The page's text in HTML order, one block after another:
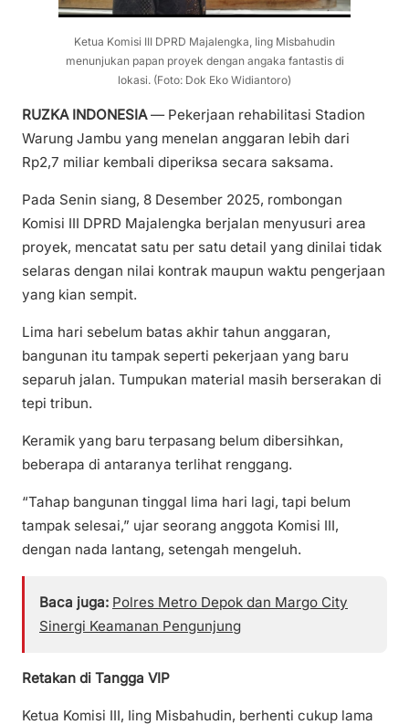
Ketua Komisi III DPRD Majalengka, Iing Misbahudin
menunjukan papan proyek dengan angaka fantastis di
lokasi. (Foto: Dok Eko Widiantoro)
RUZKA INDONESIA— Pekerjaan rehabilitasi Stadion
Warung Jambu yang menelan anggaran lebih dari
Rp2,7 miliar kembali diperiksa secara saksama.
Pada Senin siang, 8 Desember 2025, rombongan
Komisi III DPRD Majalengka berjalan menyusuri area
proyek, mencatat satu per satu detail yang dinilai tidak
selaras dengan nilai kontrak maupun waktu pengerjaan
yang kian sempit.
Lima hari sebelum batas akhir tahun anggaran,
bangunan itu tampak seperti pekerjaan yang baru
separuh jalan. Tumpukan material masih berserakan di
tepi tribun.
Keramik yang baru terpasang belum dibersihkan,
beberapa di antaranya terlihat renggang.
“Tahap bangunan tinggal lima hari lagi, tapi belum
tampak selesai,” ujar seorang anggota Komisi III,
dengan nada lantang, setengah mengeluh.
Baca juga: Polres Metro Depok dan Margo City
Sinergi Keamanan Pengunjung
Retakan di Tangga VIP
Ketua Komisi III, Iing Misbahudin, berhenti cukup lama